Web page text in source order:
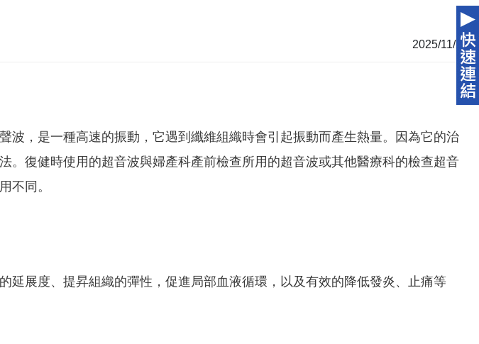
2025/11/21
波，是一種高速的振動，它遇到纖維組織時會引起振動而產生熱量。因為它的治
。復健時使用的超音波與婦產科產前檢查所用的超音波或其他醫療科的檢查超音
不同。
延展度、提昇組織的彈性，促進局部血液循環，以及有效的降低發炎、止痛等